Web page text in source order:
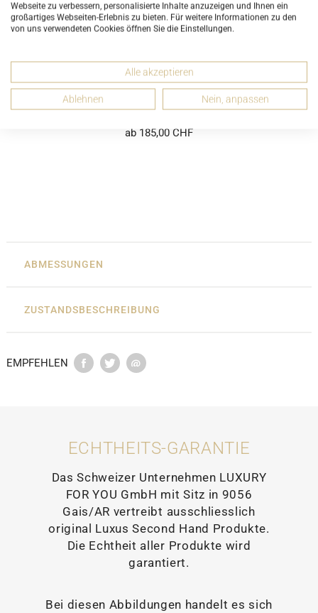
MCM Beuteltasche Mini Heritage Cognac Canvas
ab 185,00 CHF
ABMESSUNGEN
ZUSTANDSBESCHREIBUNG
EMPFEHLEN
ECHTHEITS-GARANTIE
Das Schweizer Unternehmen LUXURY
FOR YOU GmbH mit Sitz in 9056
Gais/AR vertreibt ausschliesslich
original Luxus Second Hand Produkte.
Die Echtheit aller Produkte wird
garantiert.
Bei diesen Abbildungen handelt es sich
Webseite zu verbessern, personalisierte Inhalte anzuzeigen und Ihnen ein
großartiges Webseiten-Erlebnis zu bieten. Für weitere Informationen zu den
von uns verwendeten Cookies öffnen Sie die Einstellungen.
Alle akzeptieren
Ablehnen Nein, anpassen